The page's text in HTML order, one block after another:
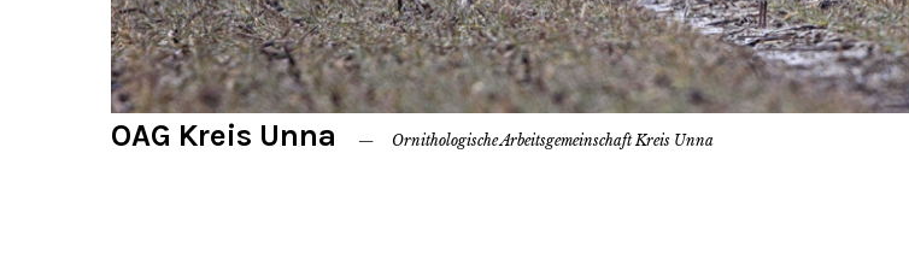
OAG Kreis Unna Ornithologische Arbeitsgemeinschaft Kreis Unna